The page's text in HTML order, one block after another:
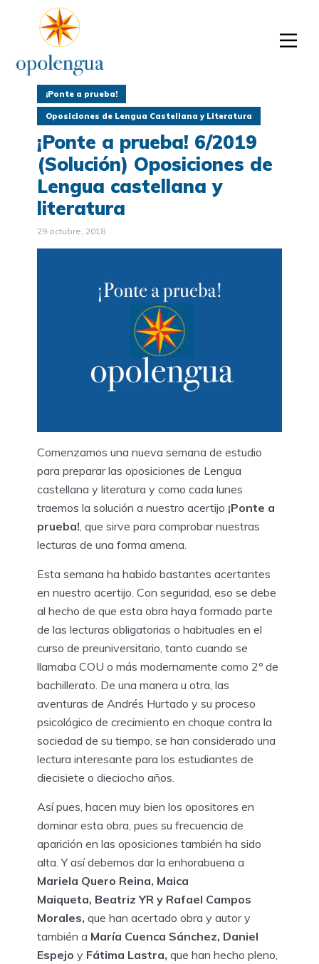
¡Ponte a prueba!
Oposiciones de Lengua Castellana y Literatura
¡Ponte a prueba! 6/2019
(Solución) Oposiciones de
Lengua castellana y
literatura
29 octubre, 2018
Comenzamos una nueva semana de estudio
para preparar las oposiciones de Lengua
castellana y literatura y como cada lunes
traemos la solución a nuestro acertijo ¡Ponte a
prueba! , que sirve para comprobar nuestras
lecturas de una forma amena.
Esta semana ha habido bastantes acertantes
en nuestro acertijo. Con seguridad, eso se debe
al hecho de que esta obra haya formado parte
de las lecturas obligatorias o habituales en el
curso de preuniversitario, tanto cuando se
llamaba COU o más modernamente como 2º de
bachillerato. De una manera u otra, las
aventuras de Andrés Hurtado y su proceso
psicológico de crecimiento en choque contra la
sociedad de su tiempo, se han considerado una
lectura interesante para los estudiantes de
diecisiete o dieciocho años.
Así pues, hacen muy bien los opositores en
dominar esta obra, pues su frecuencia de
aparición en las oposiciones también ha sido
alta. Y así debemos dar la enhorabuena a
Mariela Quero Reina, Maica
Maiqueta, Beatriz YR y Rafael Campos
Morales, que han acertado obra y autor y
también a María Cuenca Sánchez, Daniel
Espejo y Fátima Lastra, que han hecho pleno,